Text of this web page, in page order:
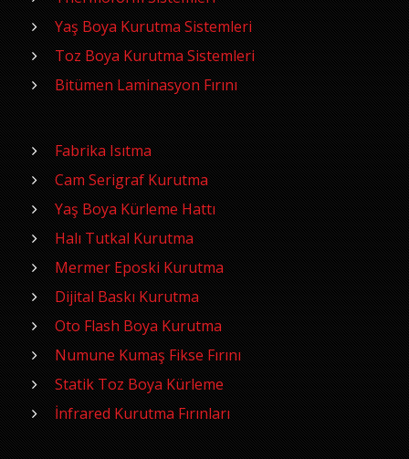
Yaş Boya Kurutma Sistemleri
Toz Boya Kurutma Sistemleri
Bitümen Laminasyon Fırını
Fabrika Isıtma
Cam Serigraf Kurutma
Yaş Boya Kürleme Hattı
Halı Tutkal Kurutma
Mermer Eposki Kurutma
Dijital Baskı Kurutma
Oto Flash Boya Kurutma
Numune Kumaş Fikse Fırını
Statik Toz Boya Kürleme
İnfrared Kurutma Fırınları